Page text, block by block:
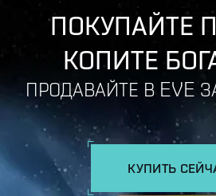
ПОКУПАЙТЕ
КОПИТЕ
ПРОДАВАЙТЕ В EVE
КУПИТЬ